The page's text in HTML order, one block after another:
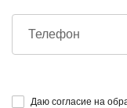
Телефон
Даю согласие на